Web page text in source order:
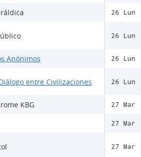
Anónimos
entre Civilizaciones
KBG
26 Lun
26 Lun
26 Lun
26 Lun
27 Mar
27 Mar
27 Mar